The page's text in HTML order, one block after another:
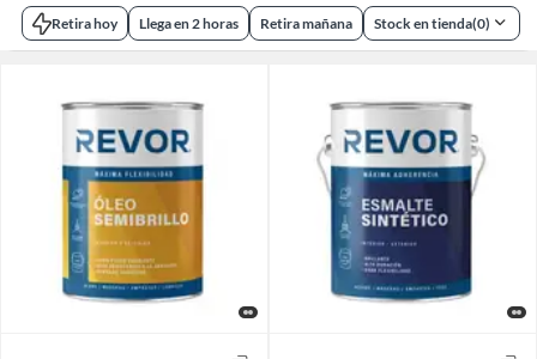
Retira hoy Llega en 2 horas Retira mañana Stock en tienda(0)